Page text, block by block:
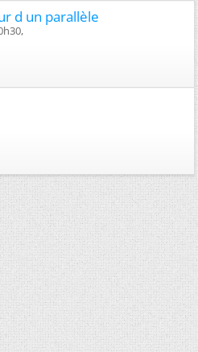
d un parallèle